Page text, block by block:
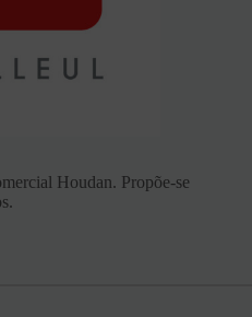
Houdan. Propõe-se